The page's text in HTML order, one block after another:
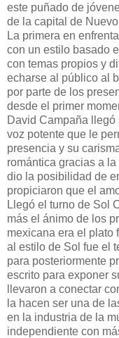
este puñado de
de la capital de
La primera en
con un estilo basado
con temas propios y
echarse al público al
por parte de los
desde el primer
David Campaña llegó
voz potente que le
presencia y su
romántica gracias a
dio la posibilidad de
propiciaron que el
Llegó el turno de Sol
más el ánimo de los
mexicana era el plato
al estilo de Sol fue el
para posteriormente
escrito para exponer
llevaron a conectar
la hacen ser una de
en la industria de la
independiente con